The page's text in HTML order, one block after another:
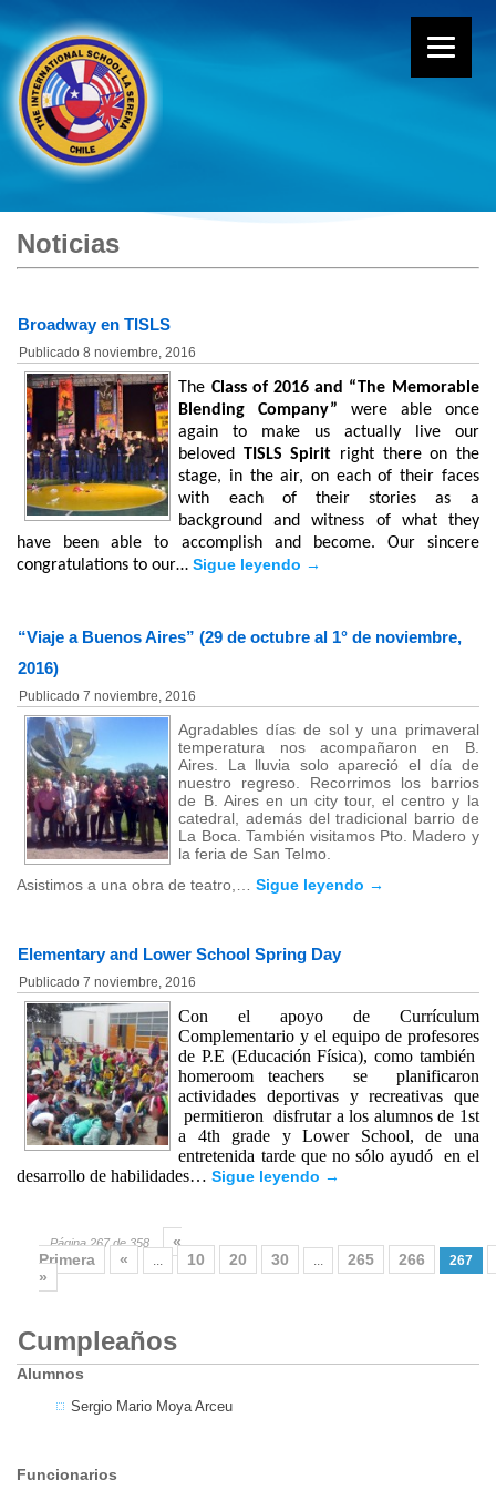
Noticias
Broadway en TISLS
Publicado 8 noviembre, 2016
The Class of 2016 and “The Memorable
Blending Company” were able once
again to make us actually live our
beloved TISLS Spirit right there on the
stage, in the air, on each of their faces
with each of their stories as a
background and witness of what they
have been able to accomplish and become. Our sincere
congratulations to our…Sigue leyendo →
“Viaje a Buenos Aires” (29 de octubre al 1° de noviembre,
2016)
Publicado 7 noviembre, 2016
Agradables días de sol y una primaveral
temperatura nos acompañaron en B.
Aires. La lluvia solo apareció el día de
nuestro regreso. Recorrimos los barrios
de B. Aires en un city tour, el centro y la
catedral, además del tradicional barrio de
La Boca. También visitamos Pto. Madero y
la feria de San Telmo.
Asistimos a una obra de teatro,…Sigue leyendo →
Elementary and Lower School Spring Day
Publicado 7 noviembre, 2016
Con el apoyo de Currículum
Complementario y el equipo de profesores
de P.E (Educación Física), como también
homeroom teachers se planificaron
actividades deportivas y recreativas que
permitieron disfrutar a los alumnos de 1st
a 4th grade y Lower School, de una
entretenida tarde que no sólo ayudó en el
desarrollo de habilidades…Sigue leyendo →
Página 267 de 358
«
Primera
« ... 10 20 30 ... 265 266 267
»
Cumpleaños
Alumnos
Sergio Mario Moya Arceu
Funcionarios